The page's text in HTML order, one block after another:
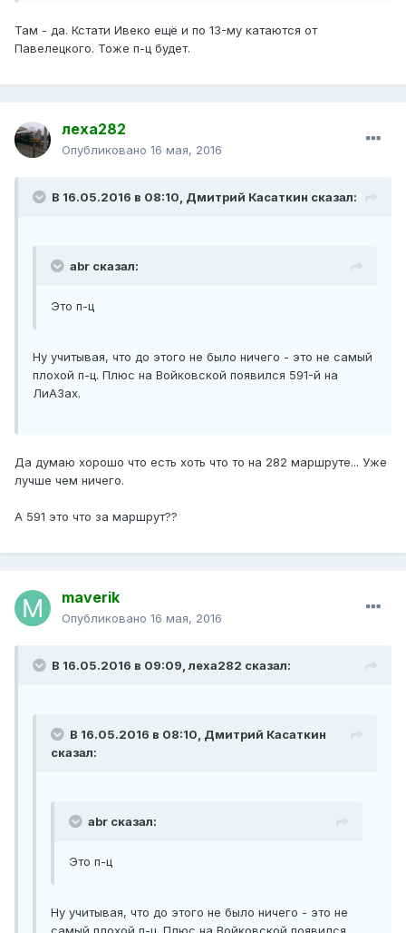
Там - да. Кстати Ивеко ещё и по 13-му катаются от
Павелецкого. Тоже п-ц будет.
леха282
Опубликовано 16 мая, 2016
В 16.05.2016 в 08:10, Дмитрий Касаткин сказал:
abr сказал:
Это п-ц
Ну учитывая, что до этого не было ничего - это не самый
плохой п-ц. Плюс на Войковской появился 591-й на
ЛиАЗах.
Да думаю хорошо что есть хоть что то на 282 маршруте... Уже
лучше чем ничего.
А 591 это что за маршрут??
maverik
Опубликовано 16 мая, 2016
В 16.05.2016 в 09:09, леха282 сказал:
В 16.05.2016 в 08:10, Дмитрий Касаткин
сказал:
abr сказал:
Это п-ц
Ну учитывая, что до этого не было ничего - это не